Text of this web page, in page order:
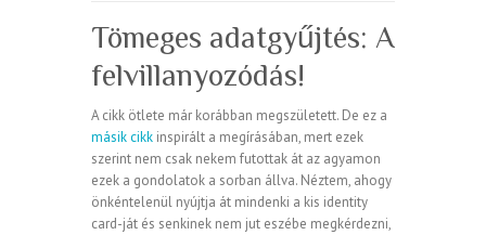
Tömeges adatgyűjtés: A
felvillanyozódás!
A cikk ötlete már korábban megszületett. De ez a
másik cikk inspirált a megírásában, mert ezek
szerint nem csak nekem futottak át az agyamon
ezek a gondolatok a sorban állva. Néztem, ahogy
önkéntelenül nyújtja át mindenki a kis identity
card-ját és senkinek nem jut eszébe megkérdezni,